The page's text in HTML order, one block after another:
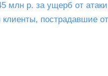
млн р. за ущерб от
пострадавшие